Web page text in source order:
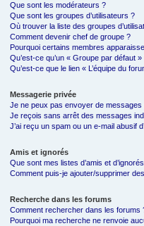
Que sont les modérateurs ?
Que sont les groupes d’utilisateurs ?
Où trouver la liste des groupes
Comment devenir chef de groupe ?
Pourquoi certains membres
Qu’est-ce qu’un « Groupe par défaut »
Qu’est-ce que le lien « L’équipe du
Messagerie privée
Je ne peux pas envoyer de messages
Je reçois sans arrêt des messages
J’ai reçu un spam ou un e-mail abusif
Amis et ignorés
Que sont mes listes d’amis et
Comment puis-je ajouter/supprimer
Recherche dans les forums
Comment rechercher dans les forums
Pourquoi ma recherche ne renvoie